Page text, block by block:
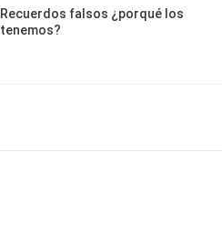
Recuerdos falsos ¿porqué los
tenemos?